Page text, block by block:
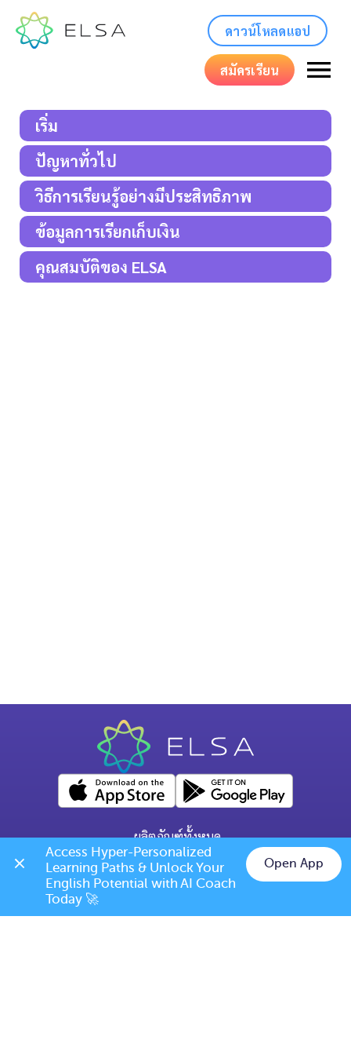
ดาวน์โหลดแอป
สมัครเรียน
เริ่ม
ปัญหาทั่วไป
วิธีการเรียนรู้อย่างมีประสิทธิภาพ
ข้อมูลการเรียกเก็บเงิน
คุณสมบัติของ ELSA
ผลิตภัณฑ์ทั้งหมด
คำถามทั่วไป
ข้อกำหนดการเปลี่ยนแปลง/ยกเลิก
เบอร์โทร: (+66) 020385810
Chat on LINE
Access Hyper-Personalized
Learning Paths & Unlock Your
English Potential with AI Coach
Today 🚀
Open App